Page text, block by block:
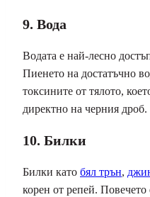
9. Вода
Водата е най-лесно
Пиенето на достатъчно
токсините от тялото,
директно на черния дроб.
10. Билки
Билки като бял трън,
корен от репей.